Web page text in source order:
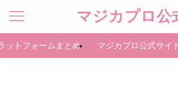
マジカプロ公
ットフォームまとめ マジカプロ公式サイ